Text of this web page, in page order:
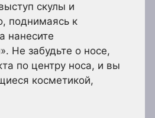
скулы и
поднимаясь к
нанесите
Не забудьте о носе,
по центру носа, и вы
косметикой,